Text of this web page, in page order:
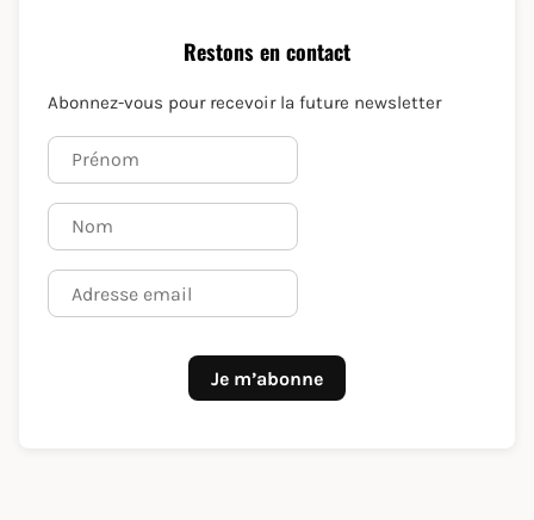
Restons en contact
Abonnez-vous pour recevoir la future newsletter
Je m’abonne